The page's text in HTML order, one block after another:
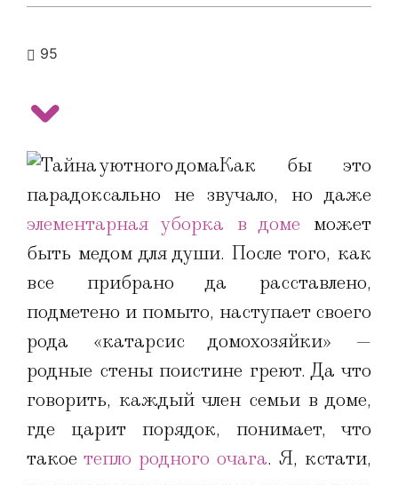
95
Как бы это
парадоксально не звучало, но даже
элементарная уборка в доме может
быть медом для души. После того, как
все прибрано да расставлено,
подметено и помыто, наступает своего
рода «катарсис домохозяйки» —
родные стены поистине греют. Да что
говорить, каждый член семьи в доме,
где царит порядок, понимает, что
такое тепло родного очага. Я, кстати,